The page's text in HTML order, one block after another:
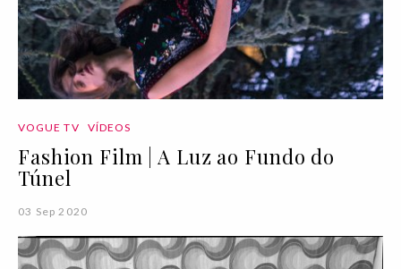
VOGUE TV VÍDEOS
Fashion Film | A Luz ao Fundo do
Túnel
03 Sep 2020